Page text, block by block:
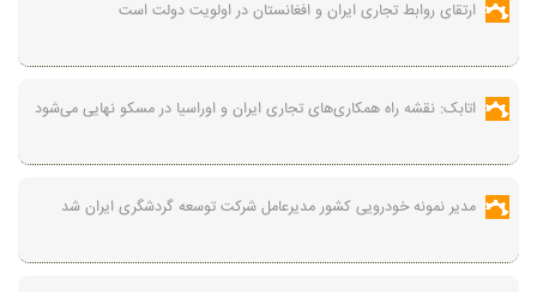
ارتقای روابط تجاری ایران و افغانستان در اولویت دولت است
اتابک: نقشه راه همکاری‌های تجاری ایران و اوراسیا در مسکو نهایی می‌شود
مدیر نمونه خودرویی کشور مدیرعامل شرکت توسعه گردشگری ایران شد